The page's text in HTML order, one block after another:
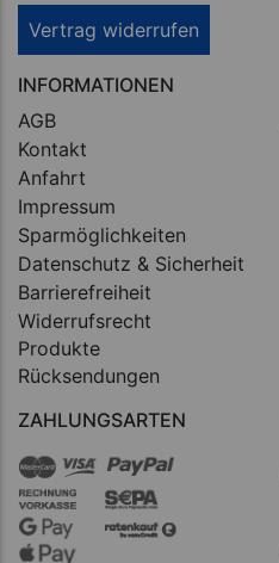
Vertrag widerrufen
INFORMATIONEN
AGB
Kontakt
Anfahrt
Impressum
Sparmöglichkeiten
Datenschutz & Sicherheit
Barrierefreiheit
Widerrufsrecht
Produkte
Rücksendungen
ZAHLUNGSARTEN